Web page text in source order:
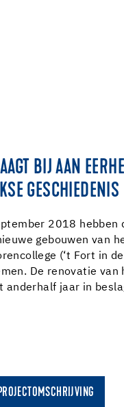
BIJ AAN
GESCHIEDENIS
2018 hebben
gebouwen van
(‘t Fort in
De renovatie
anderhalf jaar in